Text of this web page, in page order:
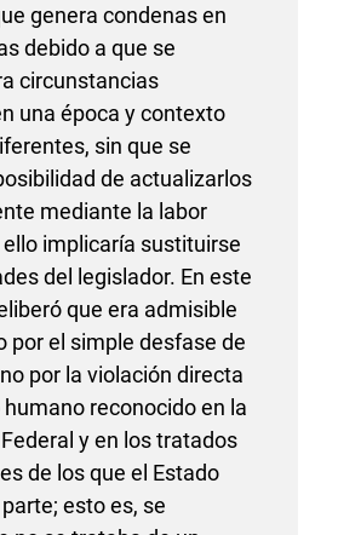
genera condenas en
debido a que se
circunstancias
una época y contexto
sin que se
de actualizarlos
mediante la labor
implicaría sustituirse
del legislador. En este
que era admisible
por el simple desfase de
por la violación directa
reconocido en la
y en los tratados
de los que el Estado
esto es, se